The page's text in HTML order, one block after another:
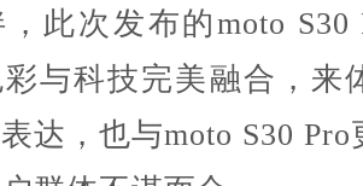
此次发布的moto S30
与科技完美融合，来
达，也与moto S30